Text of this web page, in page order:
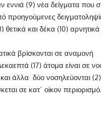
εννιά (9) νέα δείγματα που
προηγούμενες
και δέκα (10) αρνητικά
βρίσκονται σε αναμονή
(17) άτομα είναι σε
άλλα δύο νοσηλεύονται
σε κατ΄ οίκον